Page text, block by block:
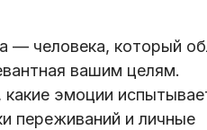
— человека, который
вашим целям.
эмоции
переживаний и личные